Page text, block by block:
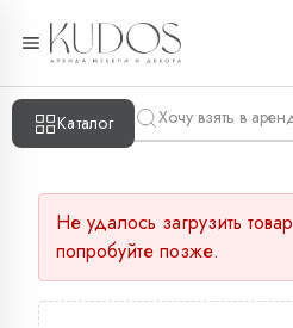
Каталог
Не удалось загрузить
попробуйте позже.